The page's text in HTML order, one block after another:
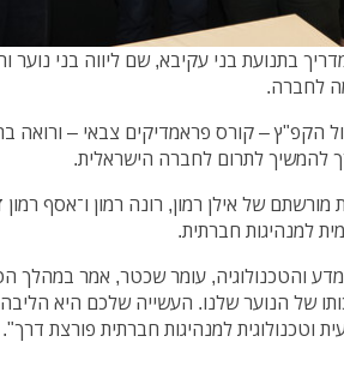
בתנועת בני עקיבא, שם ליווה בני נוער
לחברה.
הקפ"ץ – קורס פראמדיקים צבאי – ורואה
להמשיך לתרום לחברה הישראלית.
של אילן רמון, רונה רמון ו־אסף
למנהיגות חברתית.
והטכנולוגיה, עומר שכטר, אמר במהלך
של הנוער שלנו. העשייה שלכם היא
וטכנולוגית למנהיגות חברתית פורצת דרך".